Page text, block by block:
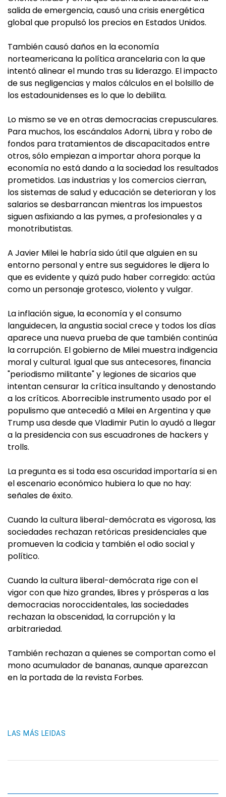
salida de emergencia, causó una crisis energética
global que propulsó los precios en Estados Unidos.
También causó daños en la economía
norteamericana la política arancelaria con la que
intentó alinear el mundo tras su liderazgo. El impacto
de sus negligencias y malos cálculos en el bolsillo de
los estadounidenses es lo que lo debilita.
Lo mismo se ve en otras democracias crepusculares.
Para muchos, los escándalos Adorni, Libra y robo de
fondos para tratamientos de discapacitados entre
otros, sólo empiezan a importar ahora porque la
economía no está dando a la sociedad los resultados
prometidos. Las industrias y los comercios cierran,
los sistemas de salud y educación se deterioran y los
salarios se desbarrancan mientras los impuestos
siguen asfixiando a las pymes, a profesionales y a
monotributistas.
A Javier Milei le habría sido útil que alguien en su
entorno personal y entre sus seguidores le dijera lo
que es evidente y quizá pudo haber corregido: actúa
como un personaje grotesco, violento y vulgar.
La inflación sigue, la economía y el consumo
languidecen, la angustia social crece y todos los días
aparece una nueva prueba de que también continúa
la corrupción. El gobierno de Milei muestra indigencia
moral y cultural. Igual que sus antecesores, financia
"periodismo militante" y legiones de sicarios que
intentan censurar la crítica insultando y denostando
a los críticos. Aborrecible instrumento usado por el
populismo que antecedió a Milei en Argentina y que
Trump usa desde que Vladimir Putin lo ayudó a llegar
a la presidencia con sus escuadrones de hackers y
trolls.
La pregunta es si toda esa oscuridad importaría si en
el escenario económico hubiera lo que no hay:
señales de éxito.
Cuando la cultura liberal-demócrata es vigorosa, las
sociedades rechazan retóricas presidenciales que
promueven la codicia y también el odio social y
político.
Cuando la cultura liberal-demócrata rige con el
vigor con que hizo grandes, libres y prósperas a las
democracias noroccidentales, las sociedades
rechazan la obscenidad, la corrupción y la
arbitrariedad.
También rechazan a quienes se comportan como el
mono acumulador de bananas, aunque aparezcan
en la portada de la revista Forbes.
LAS MÁS LEIDAS